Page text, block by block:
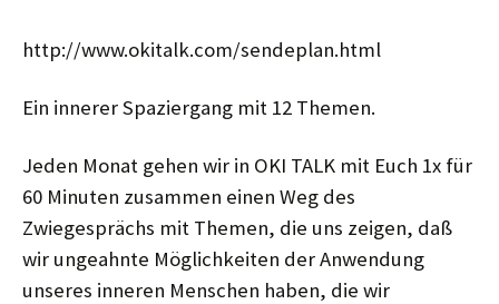
http://www.okitalk.com/sendeplan.html
Ein innerer Spaziergang mit 12 Themen.
Jeden Monat gehen wir in OKI TALK mit Euch 1x für
60 Minuten zusammen einen Weg des
Zwiegesprächs mit Themen, die uns zeigen, daß
wir ungeahnte Möglichkeiten der Anwendung
unseres inneren Menschen haben, die wir